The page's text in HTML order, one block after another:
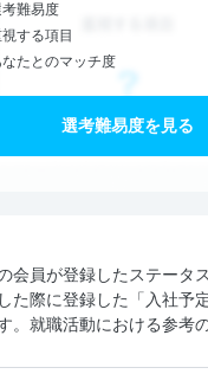
難易度
する項目
たとのマッチ度
選考難易度を見る
会員が登録したステータ
た際に登録した「入社予
就職活動における参考